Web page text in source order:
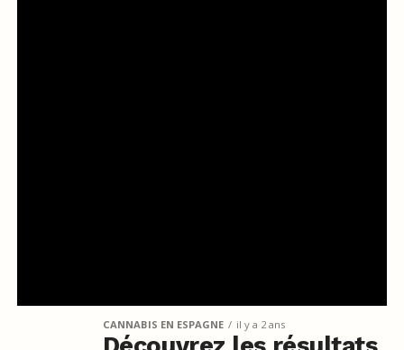
CANNABIS EN ESPAGNE il y a 2 ans